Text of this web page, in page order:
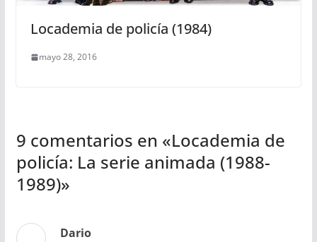
Locademia de policía (1984)
mayo 28, 2016
9 comentarios en «Locademia de
policía: La serie animada (1988-
1989)»
Dario